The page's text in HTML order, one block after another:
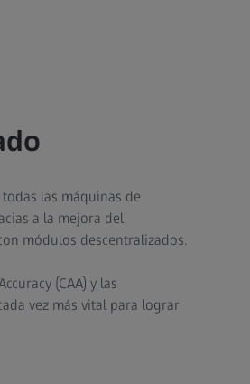
las máquinas de
a la mejora del
módulos descentralizados.
(CAA) y las
vez más vital para lograr